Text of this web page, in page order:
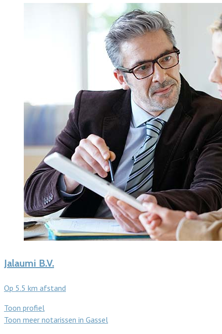
Jalaumi B.V.
Op 5.5 km afstand
Toon profiel
Toon meer notarissen in Gassel